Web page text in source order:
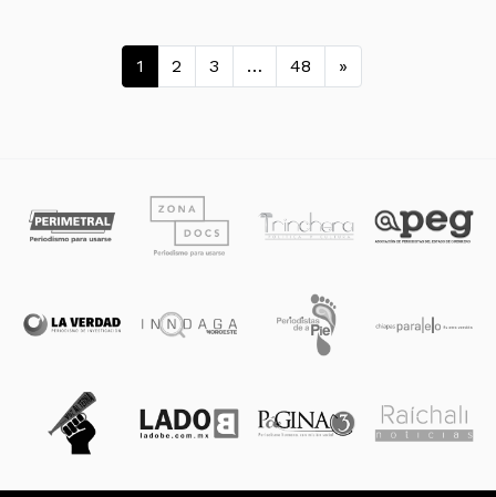
Navegación de entradas
1 2 3 … 48 »